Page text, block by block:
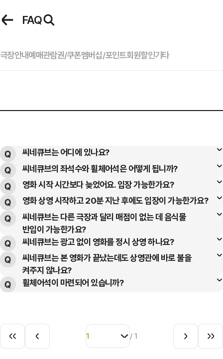
FAQ
로그인
극장안내예매관람권/쿠폰멤버십/포인트회원할인기타
씨네큐브는 어디에 있나요?
서울시 종로구 새문안로 68, 흥국생명빌딩 지하 2층에 위치해
있습니다.
*광화문역에서 오시는 경우
광화문역 6번 출구에서 서대문 방향으로 오시다가 왼편에 보이는
흥국생명빌딩 지하 2층에 있습니다.
*서대문역에서 오시는 경우
서대문역 5번 출구에서 광화문 방향으로 오시다가 오른편에 보이는
흥국생명빌딩 지하 2층에 있습니다.
씨네큐브의 좌석수와 휠체어석은 어떻게 됩니까?
씨네큐브의 좌석수는 1관 293석 (일반: 290석, 휠체어: 3석), 2관
72석 (일반: 71석, 휠체어: 1석)입니다.
*휠체어석 예매 관련 문의사항은 씨네큐브(02-2002-7776)로 사전
문의 바랍니다.
영화 시작 시간보다 늦었어요. 입장 가능한가요?
티켓 소지자에 한 해, 영화 시작 후 10분까지만 입장이 가능합니다. 그
이후에는 입장이 불가합니다.
씨네큐브에서는 관람객분들이 보다 영화 관람에 집중할 수 있는 환경을
제공해 드리고자, 상영 전 광고 없이 정시 소등과 함께 영화 상영을
시작합니다. 이는 영화 시간에 맞춰 방문해 주신 관람객분들께 영화를
관람하는 데 있어 소음 및 소란을 최소화하는 데에 그 이유가 있습니다.
영화가 시작되고 10분이 지난 후에는 발권 전산 시스템 상에서 지난
회차에 대한 발권이 자동 종료되어 티켓 발권이 불가하며, 관람 티켓을
(티켓 교환/환불 불가) 안내드리오니 이 점 유의하시어 여유 있게
도착하여 주시길 부탁드립니다.
영화 상영 시작하고 20분 지난 후에도 입장이 가능한가요?
NO! 티켓 소지자에 한해, 영화 시작 후 10분까지만 입장이 가능합니다.
그 이후에는 입장이 불가합니다.
씨네큐브에서는 관람객 분들이 보다 영화 관람에 집중 할 수 있는
환경을 제공해 드리고자, 상영 전 광고 없이, 정시 소등과 함께 영화
상영을 시작합니다.
이는 영화 시간에 맞춰 방문해주신 관람객 분들께 영화를 관람하는데
회차에 대한 발권이 자동 종료되어 티켓 발권이 불가하며, 관람 티켓을
소지하셨거나 미리 예매를 하신 고객이시더라도 입장이 불가한 점
(티켓 교환/환불 불가) 안내해 드리오니, 이점 유의하시어
씨네큐브는 다른 극장과 달리 매점이 없는 데 음식물
반입이 가능한가요?
NO! 씨네큐브 극장 안에는 별도의 매점이 없으며, 씨네큐브에서는
관객분들에게 영화 관람에 보다 더 집중할 수 있는 쾌적한 관람 환경을
위하여 타인에게 소음 또는 향으로 인해 영화관람을 방해할 수 있는
음식물의 반입을 제한하고 있습니다.
반입 불가: 과자, 김밥, 사탕 등 음료를 제외한 모든 음식물
상영관 입장 시에 음식물을 가지고 계실때에는 저희 직원의 안내에
씨네큐브는 광고 없이 영화를 정시 상영 하나요?
YES! 씨네큐브는 특별한 예외의 경우를 제외하고, 광고 없이 정시에
영화가 시작됩니다.
영화가 시작되고 10분이 지난 후에는 발권 전산 시스템 상에서 지난
(티켓 교환/환불 불가) 안내해 드리오니, 이점 유의하시어
상영시간보다 여유있게 도착하여 주시길 부탁드립니다.
씨네큐브는 본 영화가 끝났는데도 상영관에 바로 불을
켜주지 않나요?
YES! 씨네큐브는 영화의 온전한 감동을 마지막까지 최대한
점등 되지 않은 어두운 영화관을 퇴장시에 안전 사고가 발생할 수
있사오니, 영화 상영 종료 후 불이 켜지면 퇴장해 주시기 바랍니다.
휠체어석이 마련되어 있습니까?
1 /1
자동 로그인
비회원으로 영화 예매하기